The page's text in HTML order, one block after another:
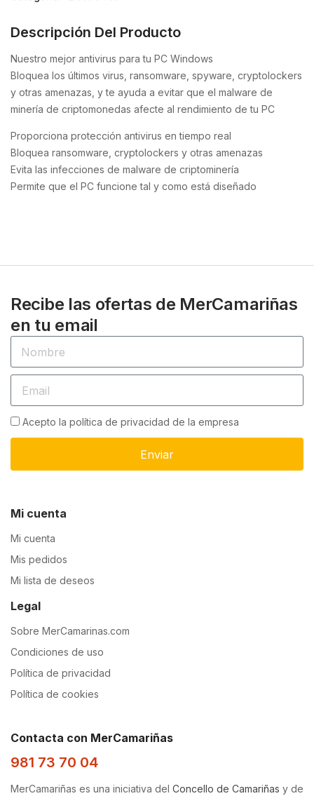
Descripción Del Producto
Nuestro mejor antivirus para tu PC Windows
Bloquea los últimos virus, ransomware, spyware, cryptolockers
y otras amenazas, y te ayuda a evitar que el malware de
minería de criptomonedas afecte al rendimiento de tu PC
Proporciona protección antivirus en tiempo real
Bloquea ransomware, cryptolockers y otras amenazas
Evita las infecciones de malware de criptominería
Permite que el PC funcione tal y como está diseñado
Recibe las ofertas de MerCamariñas
en tu email
Acepto la política de privacidad de la empresa
Enviar
Mi cuenta
Mi cuenta
Mis pedidos
Mi lista de deseos
Legal
Sobre MerCamarinas.com
Condiciones de uso
Política de privacidad
Política de cookies
Contacta con MerCamariñas
981 73 70 04
MerCamariñas es una iniciativa del Concello de Camariñas y de